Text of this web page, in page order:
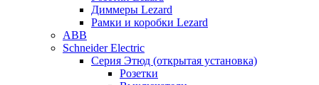
Диммеры Lezard
Рамки и коробки Lezard
ABB
Schneider Electric
Серия Этюд (открытая установка)
Розетки